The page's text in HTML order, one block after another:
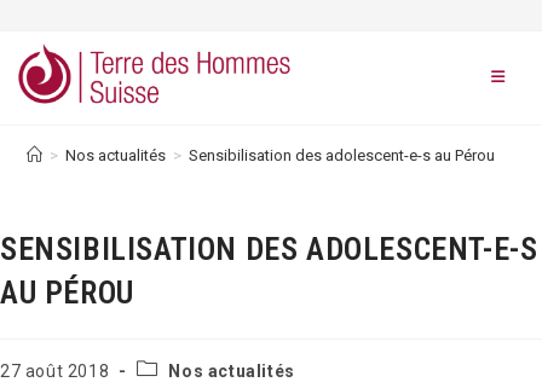
content
> Nos actualités > Sensibilisation des adolescent-e-s au Pérou
SENSIBILISATION DES ADOLESCENT-E-S
AU PÉROU
Publication
27 août 2018
PostNos actualités